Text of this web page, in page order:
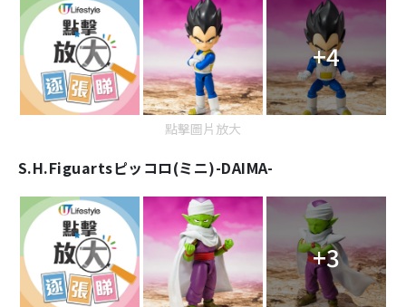
+4
點擊圖片放大
S.H.Figuartsピッコロ(ミニ)-DAIMA-
+3